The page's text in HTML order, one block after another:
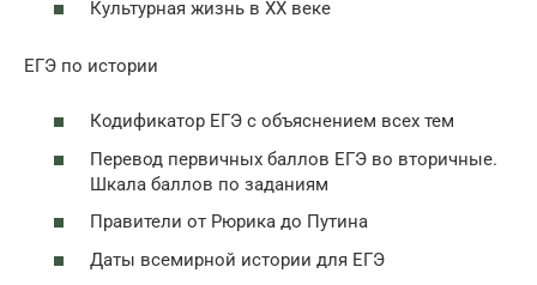
Культурная жизнь в XX веке
ЕГЭ по истории
Кодификатор ЕГЭ с объяснением всех тем
Перевод первичных баллов ЕГЭ во вторичные.
Шкала баллов по заданиям
Правители от Рюрика до Путина
Даты всемирной истории для ЕГЭ